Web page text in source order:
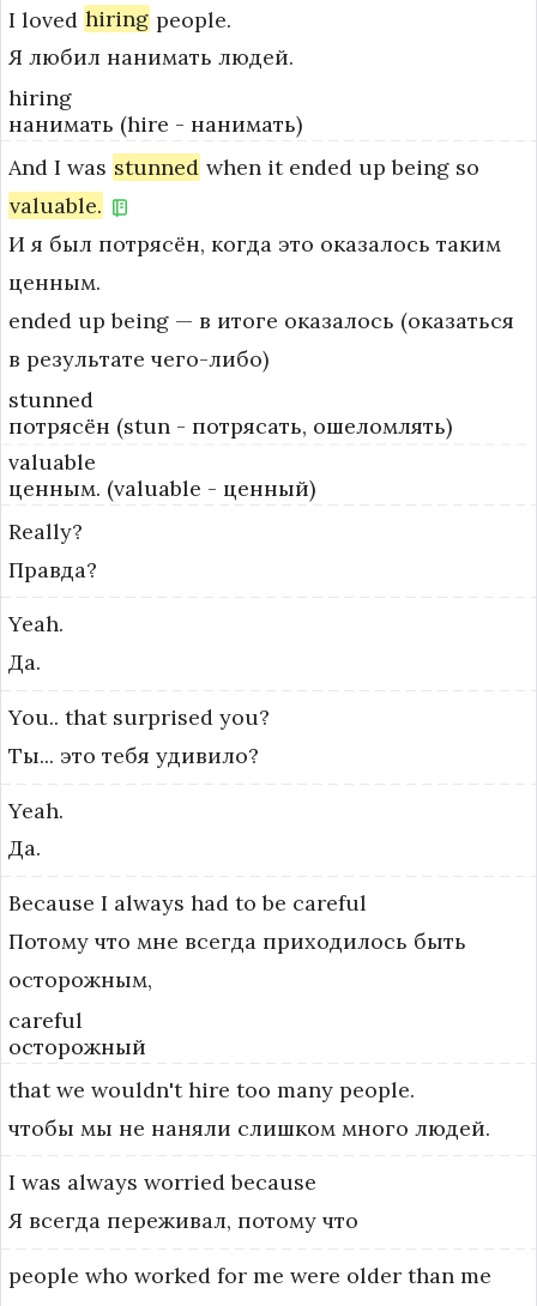
I loved hiring people.
Я любил нанимать людей.
hiring
нанимать (hire - нанимать)
And I was stunned when it ended up being so
valuable.
И я был потрясён, когда это оказалось таким
ценным.
ended up being — в итоге оказалось (оказаться
в результате чего-либо)
stunned
потрясён (stun - потрясать, ошеломлять)
valuable
ценным. (valuable - ценный)
Really?
Правда?
Yeah.
Да.
You.. that surprised you?
Ты... это тебя удивило?
Yeah.
Да.
Because I always had to be careful
Потому что мне всегда приходилось быть
осторожным,
careful
осторожный
that we wouldn't hire too many people.
чтобы мы не наняли слишком много людей.
I was always worried because
Я всегда переживал, потому что
people who worked for me were older than me